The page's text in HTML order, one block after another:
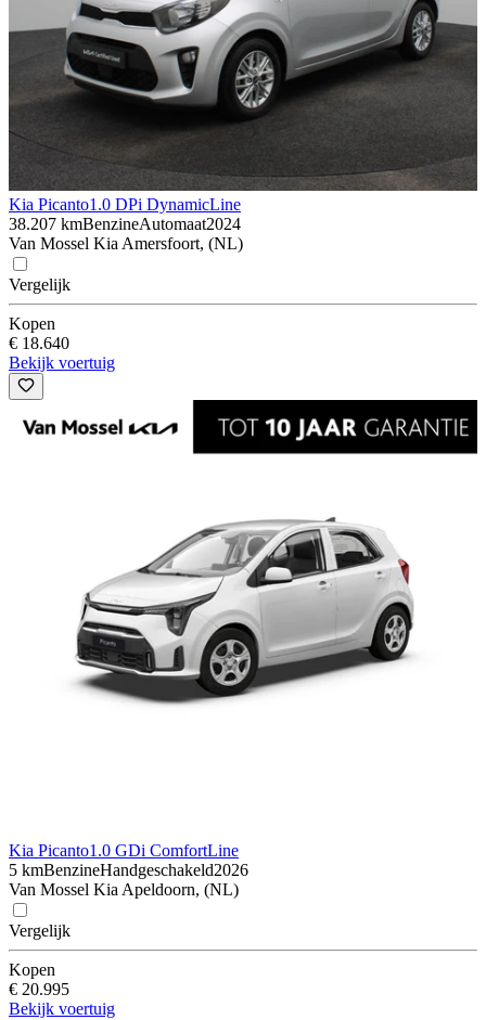
Kia Picanto1.0 DPi DynamicLine
38.207 kmBenzineAutomaat2024
Van Mossel Kia Amersfoort, (NL)
Vergelijk
Kopen
€ 18.640
Bekijk voertuig
Kia Picanto1.0 GDi ComfortLine
5 kmBenzineHandgeschakeld2026
Van Mossel Kia Apeldoorn, (NL)
Vergelijk
Kopen
€ 20.995
Bekijk voertuig